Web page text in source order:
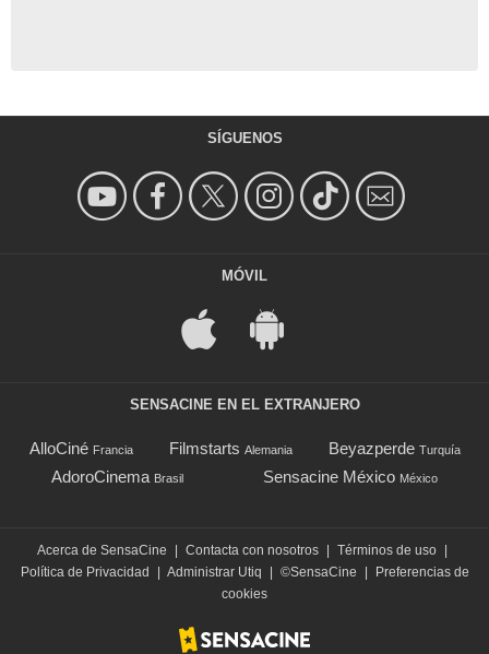
SÍGUENOS
MÓVIL
SENSACINE EN EL EXTRANJERO
AlloCiné Francia Filmstarts Alemania Beyazperde Turquía
AdoroCinema Brasil Sensacine México México
Acerca de SensaCine Contacta con nosotros Términos de uso
Política de Privacidad
Administrar Utiq ©SensaCine
Preferencias de
cookies